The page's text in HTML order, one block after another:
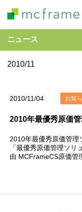
ニュース
2010/11
2010/11/04 お知
2010年最優秀原価
2010年最優秀原価管
「最優秀原価管理ソ
由 MCFrameCS原価